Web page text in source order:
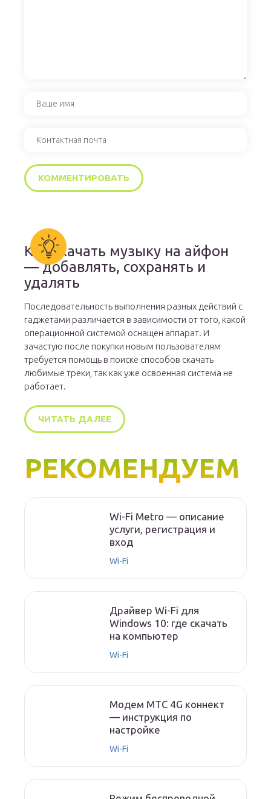
Как скачать музыку на айфон
— добавлять, сохранять и
удалять
Последовательность выполнения разных действий с
гаджетами различается в зависимости от того, какой
операционной системой оснащен аппарат. И
зачастую после покупки новым пользователям
требуется помощь в поиске способов скачать
любимые треки, так как уже освоенная система не
работает.
ЧИТАТЬ ДАЛЕЕ
РЕКОМЕНДУЕМ
Wi-Fi Metro — описание
услуги, регистрация и
вход
Wi-Fi
Драйвер Wi-Fi для
Windows 10: где скачать
на компьютер
Wi-Fi
Модем МТС 4G коннект
— инструкция по
настройке
Wi-Fi